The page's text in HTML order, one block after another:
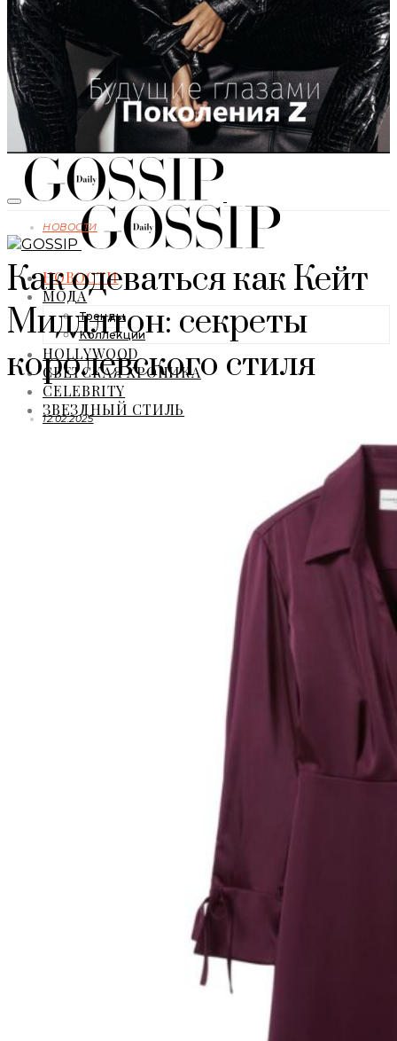
НОВОСТИ
МОДА
Тренды
Коллекции
HOLLYWOOD
СВЕТСКАЯ ХРОНИКА
CELEBRITY
ЗВЕЗДНЫЙ СТИЛЬ
НОВОСТИ
Как одеваться как Кейт
Миддлтон: секреты
королевского стиля
12.02.2025